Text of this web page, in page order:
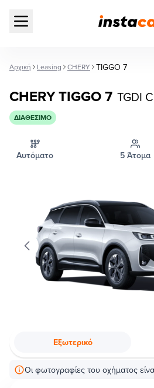
Open main menu
Αρχική Leasing CHERY TIGGO 7
CHERY TIGGO 7 TGDI
ΔΙΑΘΈΣΙΜΟ
Αυτόματο 5 Άτομα
Εξωτερικό
Οι φωτογραφίες του οχήματος